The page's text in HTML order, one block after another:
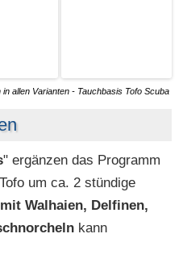
allen Varianten - Tauchbasis Tofo Scuba
" ergänzen das Programm
um ca. 2 stündige
mit Walhaien, Delfinen,
kann